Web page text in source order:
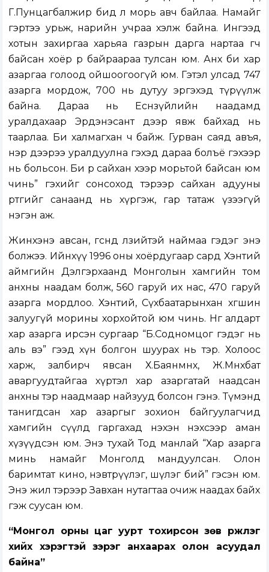
Г.Пунцагбалжир бид л морь авч байлаа. Намайг
гэртээ урьж, нарийн учраа хэлж байна. Ингээд
хотын захиргаа харьяа газрын дарга нартаа өгч
байсан хоёр өрөө байраараа тулсан юм. Анх би хар
азаргаа голоод ойшоогоогүй юм. Гэтэл улсад 747
азарга мордож, 700 нь дутуу эргэхэд түрүүлж
байна. Дараа нь Есөнзүйлийн наадамд
уралдахаар Эрдэнэсант дээр явж байхад нь
таарлаа. Би халмагхан ч байж. Гурван саяд авъя,
нэр дээрээ уралдуулна гэхэд дараа болъё гэхээр
нь больсон. Би өөрөө сайхан хээр морьтой байсан юм
чинь” гэхийг сонсоход тэрээр сайхан адууны
өртгийг санаанд нь хүргэж, гар татаж үзээгүй
нэгэн аж.
Жинхэнэ авсан, өгсөндөө өлзийтэй наймаа гэдэг энэ
болжээ. Ийнхүү 1996 оны хоёрдугаар сард Хэнтий
аймгийн Дэлгэрхаанд Монголын хамгийн том
анхны наадам болж, 560 гаруй их нас, 470 гаруй
азарга мордлоо. Хэнтий, Сүхбаатарынхан хөгшин
залуугүй морины хорхойтой юм чинь. Нөгөө алдарт
хар азарга ирсэн сургаар “Б.Содномцог гэдэг нь
аль вэ” гээд хүн болгон шуурах нь тэр. Холоос
харж, залбирч явсан Х.Баянмөнх, Ж.Мөнхбат
аваргуудтайгаа хүртэл хар азаргатай наадсан
анхны тэр наадмаар найзууд болсон гэнэ. Түмэнд
танигдсан хар азаргыг зохион байгуулагчид
хамгийн сүүлд гаргахад нэхэн нэхсээр аман
хүзүүдсэн юм. Энэ тухай Тод манлай “Хар азарга
минь намайг Монголд мандуулсан. Олон
баримтат кино, нэвтрүүлэг, шүлэг бий” гэсэн юм.
Энэ жил тэрээр Завхан нутагтаа очиж наадах байх
гэж суусан юм.
“Монгол орны цаг уурт тохирсон зөв үржүүлэг
хийх хэрэгтэй зэрэг анхаарах олон асуудал
байна”